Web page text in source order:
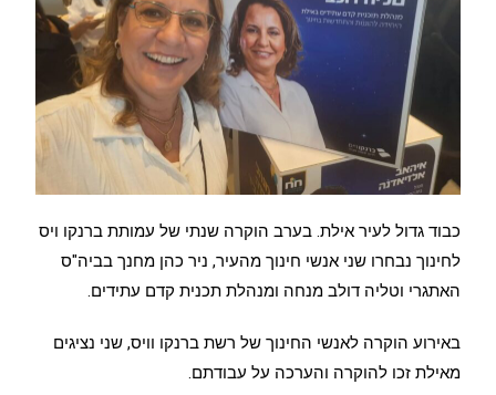
כבוד גדול לעיר אילת. בערב הוקרה שנתי של עמותת ברנקו ויס
לחינוך נבחרו שני אנשי חינוך מהעיר, ניר כהן מחנך בביה"ס
האתגרי וטליה דולב מנחה ומנהלת תכנית קדם עתידים.
באירוע הוקרה לאנשי החינוך של רשת ברנקו וויס, שני נציגים
מאילת זכו להוקרה והערכה על עבודתם.